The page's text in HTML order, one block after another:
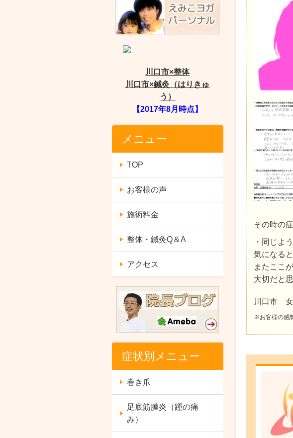
その時の
・同じよ
気になる
またここ
大切だと
川口市
※お客様の感
川口市×整体
川口市×鍼灸（はりきゅ
う）
【2017年8月時点】
メニュー
TOP
お客様の声
施術料金
整体・鍼灸Q＆A
アクセス
症状別メニュー
巻き爪
足底筋膜炎（踵の痛
み）